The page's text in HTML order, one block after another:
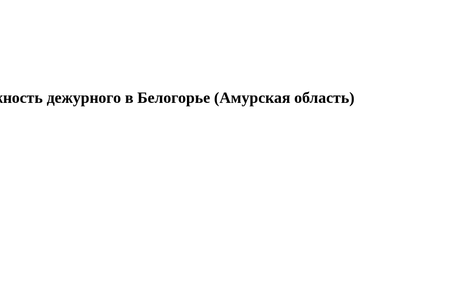
дежурного в Белогорье (Амурская область)